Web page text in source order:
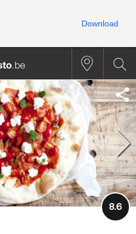
8.6
Download